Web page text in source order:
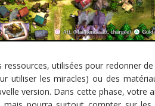
utilisées pour redonner
utiliser les miracles) ou des
version. Dans cette phase, votre